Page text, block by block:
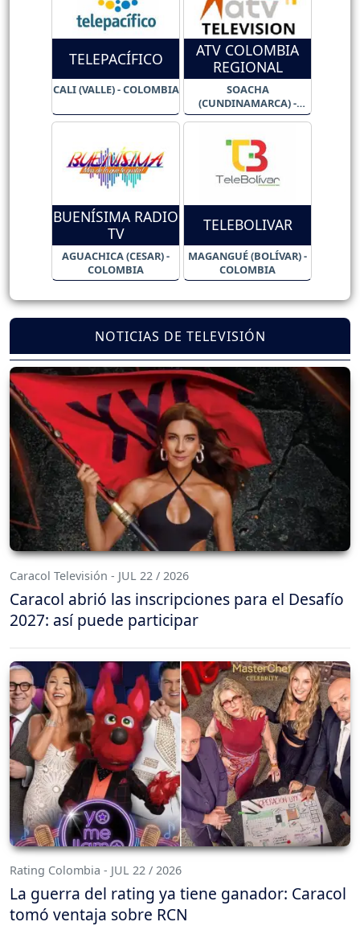
TELEPACÍFICO
CALI (VALLE) - COLOMBIA
ATV COLOMBIA
REGIONAL
SOACHA
(CUNDINAMARCA) -
COLOMBIA
BUENÍSIMA RADIO
TV
AGUACHICA (CESAR) -
COLOMBIA
TELEBOLIVAR
MAGANGUÉ (BOLÍVAR) -
COLOMBIA
NOTICIAS DE TELEVISIÓN
Caracol Televisión - JUL 22 / 2026
Caracol abrió las inscripciones para el Desafío
2027: así puede participar
Rating Colombia - JUL 22 / 2026
La guerra del rating ya tiene ganador: Caracol
tomó ventaja sobre RCN